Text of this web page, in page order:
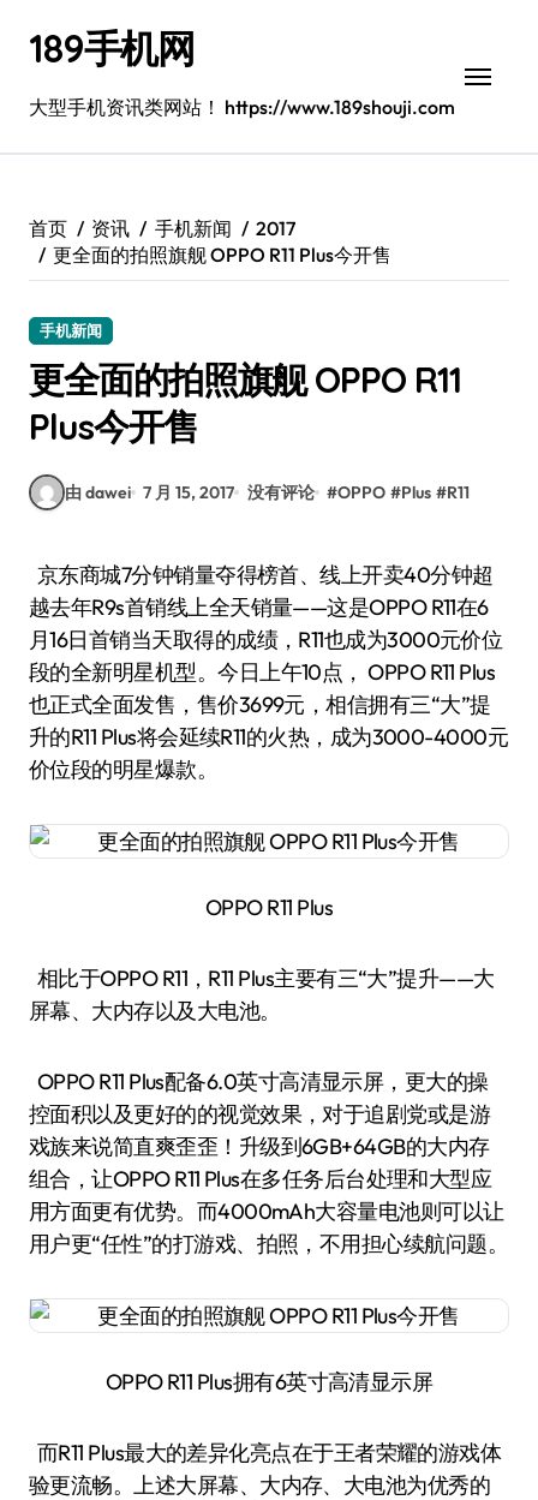
189手机网
大型手机资讯类网站！ https://www.189shouji.com
首页 资讯 手机新闻
2017
更全面的拍照旗舰 OPPO R11 Plus今开售
手机新闻
更全面的拍照旗舰 OPPO R11
Plus今开售
由 dawei 7 月 15, 2017 没有评论 #OPPO #Plus #R11
京东商城7分钟销量夺得榜首、线上开卖40分钟超
越去年R9s首销线上全天销量——这是OPPO R11在6
月16日首销当天取得的成绩，R11也成为3000元价位
段的全新明星机型。今日上午10点， OPPO R11 Plus
也正式全面发售，售价3699元，相信拥有三“大”提
升的R11 Plus将会延续R11的火热，成为3000-4000元
价位段的明星爆款。
OPPO R11 Plus
相比于OPPO R11，R11 Plus主要有三“大”提升——大
屏幕、大内存以及大电池。
OPPO R11 Plus配备6.0英寸高清显示屏，更大的操
控面积以及更好的的视觉效果，对于追剧党或是游
戏族来说简直爽歪歪！升级到6GB+64GB的大内存
组合，让OPPO R11 Plus在多任务后台处理和大型应
用方面更有优势。而4000mAh大容量电池则可以让
用户更“任性”的打游戏、拍照，不用担心续航问题。
OPPO R11 Plus拥有6英寸高清显示屏
而R11 Plus最大的差异化亮点在于王者荣耀的游戏体
验更流畅。上述大屏幕、大内存、大电池为优秀的